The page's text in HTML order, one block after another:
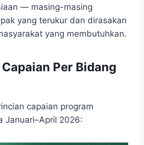
— masing-masing
yang terukur dan dirasakan
yang membutuhkan.
Per Bidang
capaian program
Januari–April 2026: